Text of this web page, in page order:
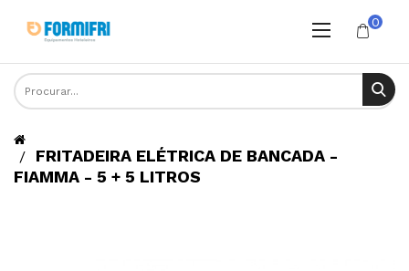
0
FRITADEIRA ELÉTRICA DE BANCADA -
FIAMMA - 5 + 5 LITROS